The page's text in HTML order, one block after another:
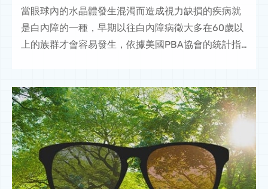
當眼球內的水晶體發生混濁而造成視力缺損的疾病就
是白內障的一種，早期以往白內障病徵大多在60歲以
上的族群才會容易發生，依據美國PBA協會的統計指